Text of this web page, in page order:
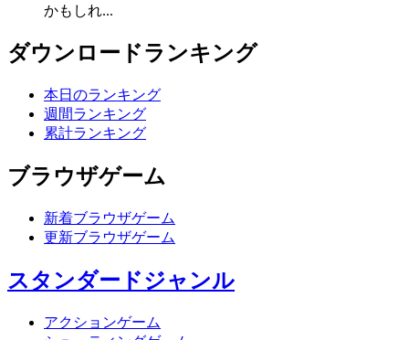
かもしれ...
ダウンロードランキング
本日のランキング
週間ランキング
累計ランキング
ブラウザゲーム
新着ブラウザゲーム
更新ブラウザゲーム
スタンダードジャンル
アクションゲーム